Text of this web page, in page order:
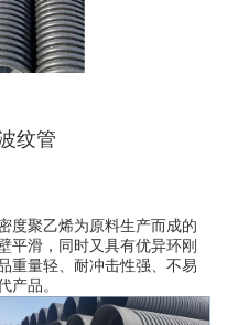
纹管
度聚乙烯为原料生产而成的
平滑，同时又具有优异环刚
重量轻、耐冲击性强、不易
产品。